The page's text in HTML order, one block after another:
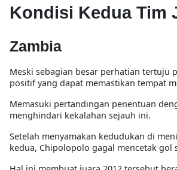
Kondisi Kedua Tim
Zambia
Meski sebagian besar perhatian tertuju
positif yang dapat memastikan tempat
Memasuki pertandingan penentuan
menghindari kekalahan sejauh ini.
Setelah menyamakan kedudukan di
kedua, Chipolopolo gagal mencetak